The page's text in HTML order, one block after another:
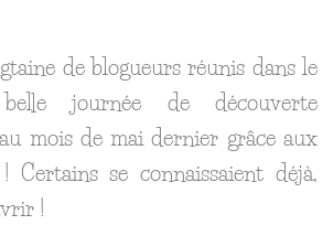
de blogueurs réunis dans le
journée de découverte
mois de mai dernier grâce aux
Certains se connaissaient déjà,
!